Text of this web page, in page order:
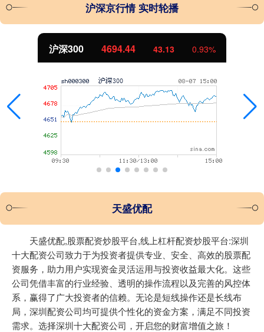
沪深京行情 实时轮播
沪深300 4694.44 43.13 0.93%
天盛优配
天盛优配,股票配资炒股平台,线上杠杆配资炒股平台:深圳
十大配资公司致力于为投资者提供专业、安全、高效的股票配
资服务，助力用户实现资金灵活运用与投资收益最大化。这些
公司凭借丰富的行业经验、透明的操作流程以及完善的风控体
系，赢得了广大投资者的信赖。无论是短线操作还是长线布
局，深圳配资公司均可提供个性化的资金方案，满足不同投资
需求。选择深圳十大配资公司，开启您的财富增值之旅！